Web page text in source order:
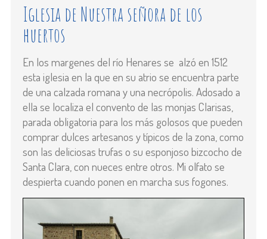
Iglesia de Nuestra señora de los
huertos
En los margenes del río Henares se alzó en 1512
esta iglesia en la que en su atrio se encuentra parte
de una calzada romana y una necrópolis. Adosado a
ella se localiza el convento de las monjas Clarisas,
parada obligatoria para los más golosos que pueden
comprar dulces artesanos y típicos de la zona, como
son las deliciosas trufas o su esponjoso bizcocho de
Santa Clara, con nueces entre otros. Mi olfato se
despierta cuando ponen en marcha sus fogones.